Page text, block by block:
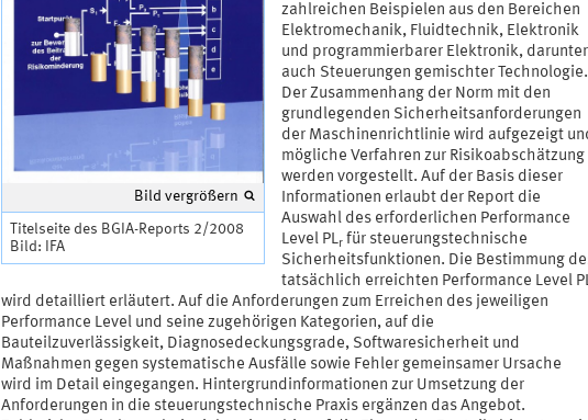
Bild vergrößern
Titelseite des BGIA-Reports 2/2008
Bild: IFA
zahlreichen Beispielen aus den Bereichen
Elektromechanik, Fluidtechnik, Elektronik
und programmierbarer Elektronik, darunter
auch Steuerungen gemischter Technologie.
Der Zusammenhang der Norm mit den
grundlegenden Sicherheitsanforderungen
der Maschinenrichtlinie wird aufgezeigt
mögliche Verfahren zur Risikoabschätzung
werden vorgestellt. Auf der Basis dieser
Informationen erlaubt der Report die
Auswahl des erforderlichen Performance
Level PLrfür steuerungstechnische
Sicherheitsfunktionen. Die Bestimmung
tatsächlich erreichten Performance Level
wird detailliert erläutert. Auf die Anforderungen zum Erreichen des jeweiligen
Performance Level und seine zugehörigen Kategorien, auf die
Bauteilzuverlässigkeit, Diagnosedeckungsgrade, Softwaresicherheit und
Maßnahmen gegen systematische Ausfälle sowie Fehler gemeinsamer Ursache
wird im Detail eingegangen. Hintergrundinformationen zur Umsetzung der
Anforderungen in die steuerungstechnische Praxis ergänzen das Angebot.